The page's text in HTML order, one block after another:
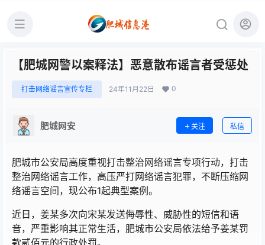
【肥城网警以案释法】恶意散布谣言者受惩处
打击网络谣言宣传专栏 24年11月22日 0
肥城网安 关注 私信
肥城市公安局高度重视打击整治网络谣言专项行动，打击
整治网络谣言工作，高压严打网络谣言犯罪，不断压缩网
络谣言空间，现公布1起典型案例。
近日，姜某多次向宋某发送侮辱性、威胁性的短信和语
音，严重影响其正常生活，肥城市公安局依法给予姜某罚
款贰佰元的行政处罚。